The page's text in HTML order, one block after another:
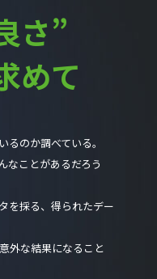
さ”
めて
のか調べている。
なことがあるだろう
を採る、得られたデー
外な結果になること